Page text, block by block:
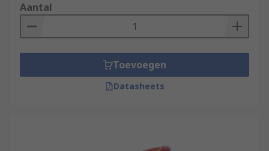
Aantal
Toevoegen
Datasheets